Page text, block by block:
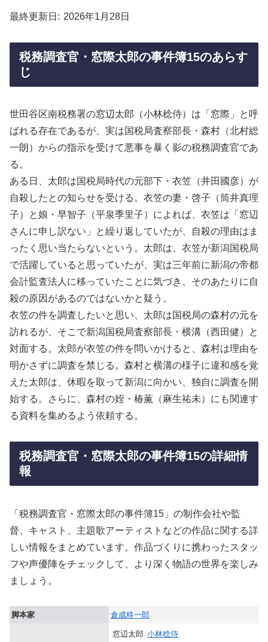
最終更新日 2026年1月28日
税務調査官・窓際太郎の事件簿15のあらす
じ
世田谷区南税務署の窓辺太郎（小林稔侍）は「窓際」と呼
ばれる存在であるが、実は国税局査察部長・森村（北村総
一朗）からの指示を受けて悪事を暴く影の税務調査官であ
る。
ある日、太郎は国税局時代の元部下・衣笠（井田國彦）が
自殺したとの知らせを受ける。衣笠の妻・啓子（筒井真理
子）と娘・早智子（平泉季里子）によれば、衣笠は「窓辺
さんに申し訳ない」と繰り返していたが、自殺の理由はま
ったく思い当たらないという。太郎は、衣笠が新潟国税局
で活躍していると思っていたが、実は三年前に新潟の帝都
会計監査法人に移っていたことに気づき、そのあたりに自
殺の原因があるのではないかと疑う。
衣笠の件を調査したいと思い、太郎は国税局の森村の元を
訪れるが、そこで新潟国税局査察部長・横溝（西田健）と
対面する。太郎が衣笠の件を問いかけると、森村は理由を
明かさずに調査を禁じる。森村と横溝の様子に違和感を覚
えた太郎は、休暇を取って新潟に向かい、独自に調査を開
始する。さらに、森村の姪・椿薫（麻生祐未）にも関連す
る資料を集めるよう依頼する。
税務調査官・窓際太郎の事件簿15の詳細情
報
「税務調査官・窓際太郎の事件簿15」の制作会社や監
督、キャスト、主題歌アーティストなどの作品に関する詳
しい情報をまとめています。作品づくりに携わったスタッ
フや声優陣をチェックして、より深く物語の世界を楽しみ
ましょう。
脚本家 倉成柊一郎
窓辺太郎 小林稔侍